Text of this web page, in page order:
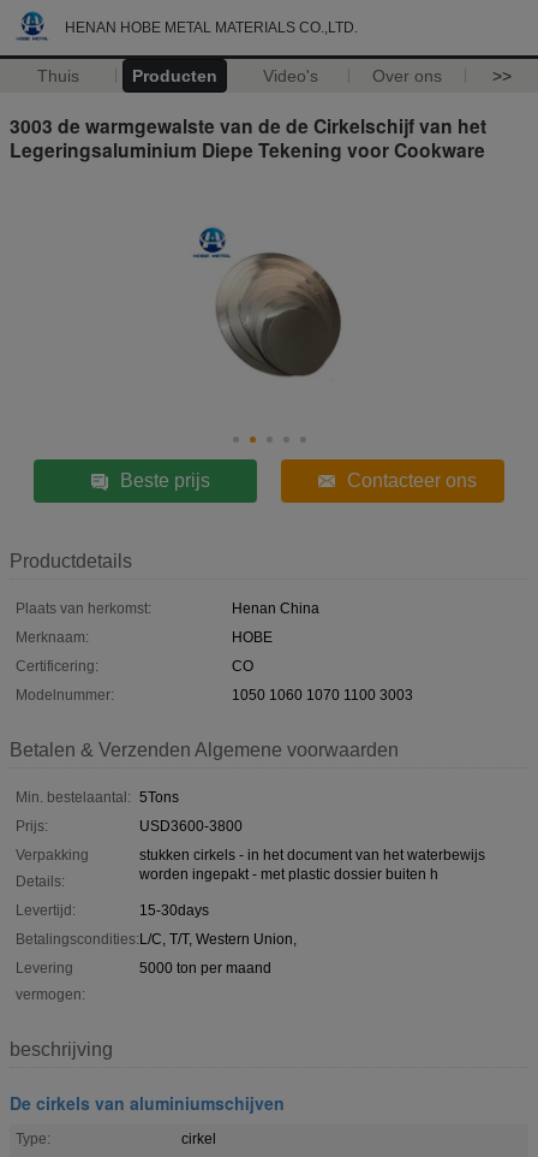
HENAN HOBE METAL MATERIALS CO.,LTD.
Thuis Producten Video's Over ons >>
3003 de warmgewalste van de de Cirkelschijf van het
Legeringsaluminium Diepe Tekening voor Cookware
Beste prijs Contacteer ons
Productdetails
Plaats van herkomst:
Henan China
Merknaam:
HOBE
Certificering:
CO
Modelnummer:
1050 1060 1070 1100 3003
Betalen & Verzenden Algemene voorwaarden
Min. bestelaantal: 5Tons
Prijs:
USD3600-3800
Verpakking
Details:
stukken cirkels - in het document van het waterbewijs
worden ingepakt - met plastic dossier buiten h
Levertijd:
15-30days
Betalingscondities:L/C, T/T, Western Union,
Levering
vermogen:
5000 ton per maand
beschrijving
De cirkels van aluminiumschijven
Type:
cirkel